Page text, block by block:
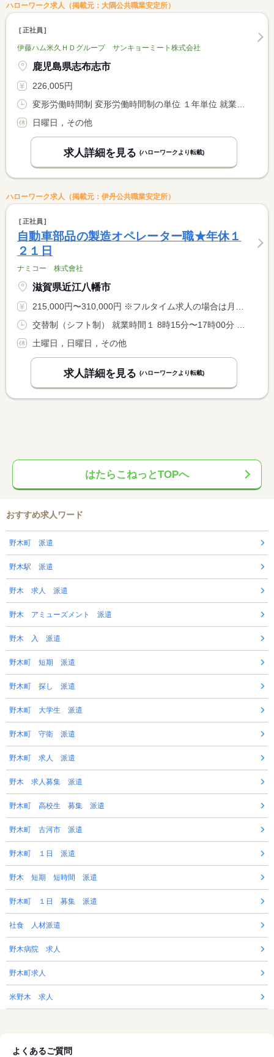
ハローワーク求人（掲載元：大隅公共職業安定所）
正社員
伊藤ハム米久ＨＤグループ サンキョーミート株式会社
鹿児島県志布志市
226,005円
日曜日，その他
求人詳細を見る (ハローワークより転載)
ハローワーク求人（掲載元：伊丹公共職業安定所）
正社員
自動車部品の製造オペレーター職★年休１
２１日
ナミコー 株式會社
滋賀県近江八幡市
215,000円〜310,000円 ※フルタイム求人の場合は月額（換算額）、パート求人の場合は時間額を表示しています。
土曜日，日曜日，その他
求人詳細を見る (ハローワークより転載)
はたらこねっとTOPへ
おすすめ求人ワード
野木町 派遣
野木駅 派遣
野木 求人 派遣
野木 アミューズメント 派遣
野木 入 派遣
野木町 短期 派遣
野木町 探し 派遣
野木町 大学生 派遣
野木町 守衛 派遣
野木町 求人 派遣
野木 求人募集 派遣
野木町 高校生 募集 派遣
野木町 古河市 派遣
野木町 １日 派遣
野木 短期 短時間 派遣
野木町 １日 募集 派遣
社食 人材派遣
野木病院 求人
野木町求人
米野木 求人
よくあるご質問